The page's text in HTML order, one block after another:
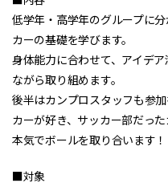
低学年・高学年のグループに
カーの基礎を学びます。
身体能力に合わせて、アイデ
ながら取り組めます。
後半はカンプロスタッフも参
カーが好き、サッカー部だっ
本気でボールを取り合います！
■対象